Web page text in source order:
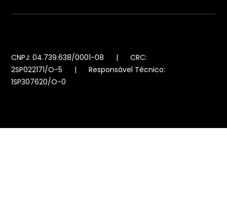
CNPJ: 04.739.638/0001-08 | CRC:
2SP022171/O-5 | Responsável Técnico:
1SP307620/O-0